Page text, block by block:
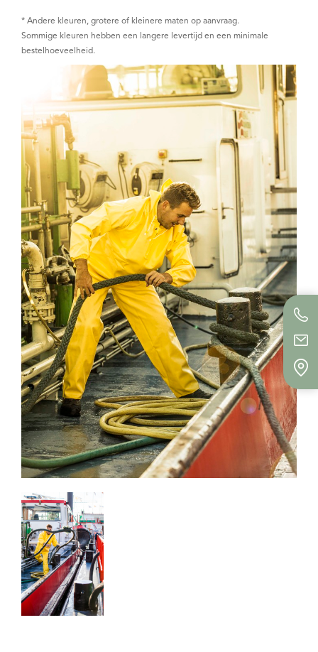
* Andere kleuren, grotere of kleinere maten op aanvraag.
Sommige kleuren hebben een langere levertijd en een minimale
bestelhoeveelheid.